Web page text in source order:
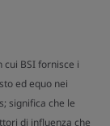
BSI fornisce i
ed equo nei
significa che le
di influenza che